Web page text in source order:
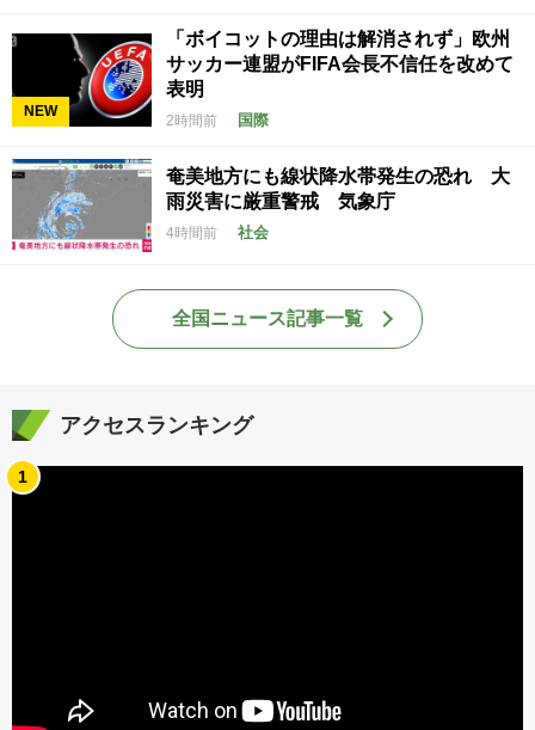
NEW
「ボイコットの理由は解消されず」欧州
サッカー連盟がFIFA会長不信任を改めて
表明
2時間前 国際
奄美地方にも線状降水帯発生の恐れ 大
雨災害に厳重警戒 気象庁
4時間前 社会
全国ニュース記事一覧
アクセスランキング
1